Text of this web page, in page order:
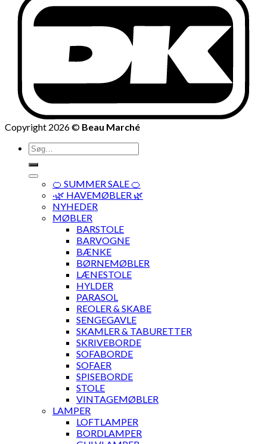
Copyright 2026 © Beau Marché
Søg
efter:
🍊 SUMMER SALE 🍊
·🌿 HAVEMØBLER 🌿
NYHEDER
MØBLER
BARSTOLE
BARVOGNE
BÆNKE
BØRNEMØBLER
LÆNESTOLE
HYLDER
PARASOL
REOLER & SKABE
SENGEGAVLE
SKAMLER & TABURETTER
SKRIVEBORDE
SOFABORDE
SOFAER
SPISEBORDE
STOLE
VINTAGEMØBLER
LAMPER
LOFTLAMPER
BORDLAMPER